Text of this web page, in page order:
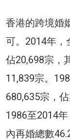
香港的跨境婚
可。2014年，
佔20,698宗，
11,839宗。
680,635宗，
1986至2014
內再婚總數